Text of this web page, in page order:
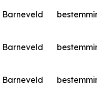
Barneveld
Barneveld
Barneveld